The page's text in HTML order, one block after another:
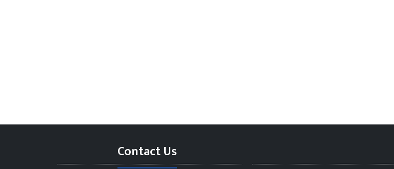
Contact Us